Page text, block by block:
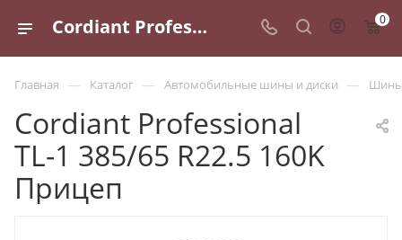
Cordiant Professional TL-1 385/65 R22.5 160K Прицеп - купить в Санкт-Петербурге по выгодной цене 0
Главная — Каталог — Автомобильные шины и диски — Шины
Cordiant Professional
TL-1 385/65 R22.5 160K
Прицеп